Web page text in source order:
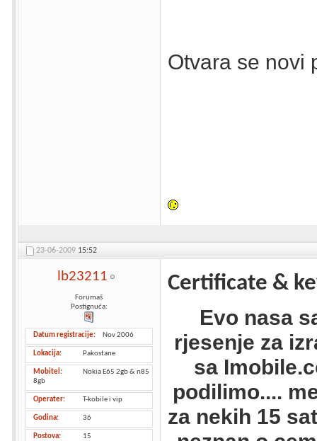
Otvara se novi
23-06-2009 15:52
lb23211
Forumaš
Postignuća:
Datum registracije Nov 2006
Lokacija Pakostane
Mobitel
Nokia E65 2gb & n85
8gb
Operater T-kobile i vip
Godina 36
Postova 15
Certificate &
Evo nasa
rjesenje za
sa
podilimo....
za nekih 15